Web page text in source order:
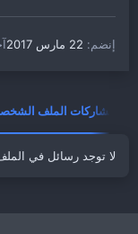
إنضم 22 مارس 2017
مشاركات الملف
لا توجد رسائل في